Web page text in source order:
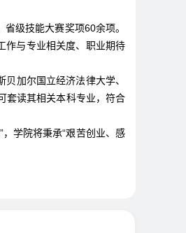
级技能大赛奖项60余项。
作与专业相关度、职业期待
加尔国立经济法律大学、
套读其相关本科专业，符合
学院将秉承“艰苦创业、感